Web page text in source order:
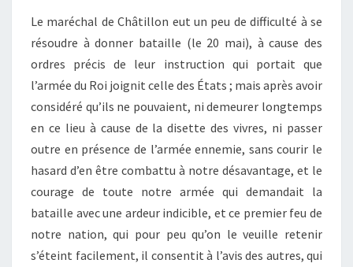
Le maréchal de Châtillon eut un peu de difficulté à se
résoudre à donner bataille (le 20 mai), à cause des
ordres précis de leur instruction qui portait que
l’armée du Roi joignit celle des États ; mais après avoir
considéré qu’ils ne pouvaient, ni demeurer longtemps
en ce lieu à cause de la disette des vivres, ni passer
outre en présence de l’armée ennemie, sans courir le
hasard d’en être combattu à notre désavantage, et le
courage de toute notre armée qui demandait la
bataille avec une ardeur indicible, et ce premier feu de
notre nation, qui pour peu qu’on le veuille retenir
s’éteint facilement, il consentit à l’avis des autres, qui